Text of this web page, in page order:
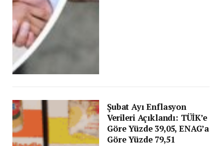
Şubat Ayı Enflasyon
Verileri Açıklandı: TÜİK’e
Göre Yüzde 39,05, ENAG’a
Göre Yüzde 79,51